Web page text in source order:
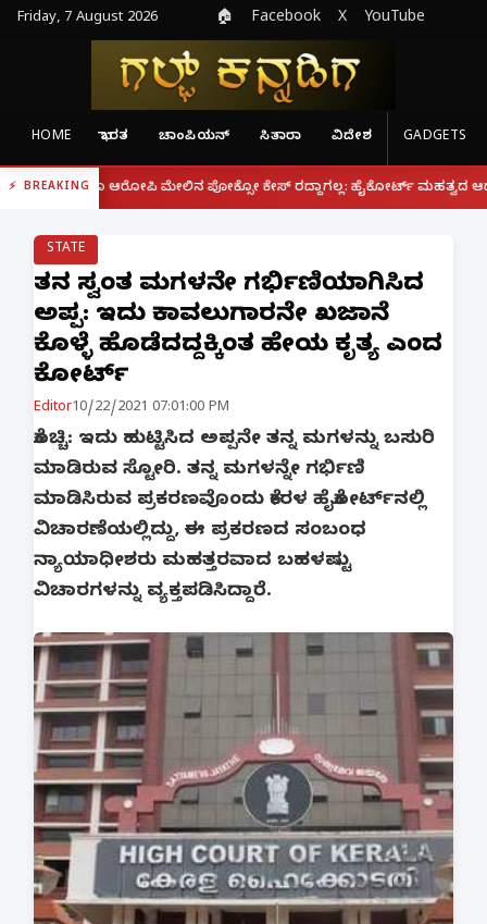
Friday, 7 August 2026 🏠 Facebook X YouTube
HOME ಭಾರತ ಚಾಂಪಿಯನ್ ಸಿತಾರಾ ವಿದೇಶ GADGETS
BREAKING
ಆರೋಪಿ ಮೇಲಿನ ಪೋಕ್ಸೋ ಕೇಸ್ ರದ್ದಾಗಲ್ಲ: ಹೈಕೋರ್ಟ್ ಮಹತ್ವದ ಆದೇಶ | ಫೋನ್
STATE
ತನ್ನ ಸ್ವಂತ ಮಗಳನ್ನೇ ಗರ್ಭಿಣಿಯಾಗಿಸಿದ
ಅಪ್ಪ: ಇದು ಕಾವಲುಗಾರನೇ ಖಜಾನೆ
ಕೊಳ್ಳೆ ಹೊಡೆದದ್ದಕ್ಕಿಂತ ಹೇಯ ಕೃತ್ಯ ಎಂದ
ಕೋರ್ಟ್
Editor10/22/2021 07:01:00 PM
ಕೊಚ್ಚಿ: ಇದು ಹುಟ್ಟಿಸಿದ ಅಪ್ಪನೇ ತನ್ನ ಮಗಳನ್ನು ಬಸುರಿ
ಮಾಡಿರುವ ಸ್ಟೋರಿ. ತನ್ನ ಮಗಳನ್ನೇ ಗರ್ಭಿಣಿ
ಮಾಡಿಸಿರುವ ಪ್ರಕರಣವೊಂದು ಕೇರಳ ಹೈಕೋರ್ಟ್‌ನಲ್ಲಿ
ವಿಚಾರಣೆಯಲ್ಲಿದ್ದು, ಈ ಪ್ರಕರಣದ ಸಂಬಂಧ
ನ್ಯಾಯಾಧೀಶರು ಮಹತ್ತರವಾದ ಬಹಳಷ್ಟು
ವಿಚಾರಗಳನ್ನು ವ್ಯಕ್ತಪಡಿಸಿದ್ದಾರೆ.